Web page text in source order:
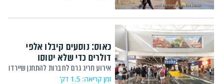
כאוס: נוסעים קיבלו אלפי
דולרים כדי שלא יטוסו
אירוע חריג גרם לחברות להתחנן שיירדו
זמן קריאה: 1.5 דק'